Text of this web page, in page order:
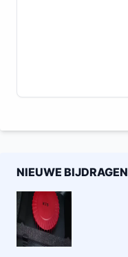
NIEUWE BIJDRAGEN